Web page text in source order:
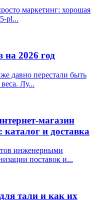
маркетинг: хорошая
pl...
2026 год
давно перестали быть
Лу...
магазин
и доставка
инженерными
поставок и...
тали и как их